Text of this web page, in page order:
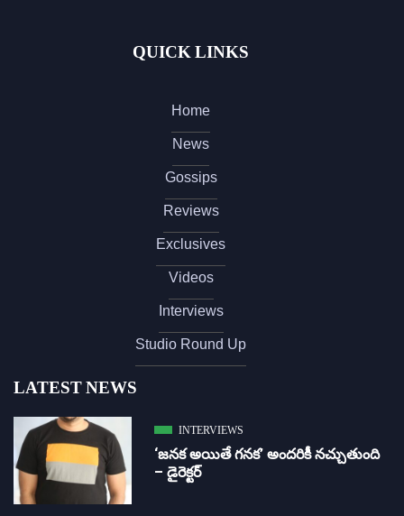
QUICK LINKS
Home
News
Gossips
Reviews
Exclusives
Videos
Interviews
Studio Round Up
LATEST NEWS
INTERVIEWS
‘జ‌న‌క అయితే గ‌న‌క‌’ అందరికీ నచ్చుతుంది
– డైరెక్ట‌ర్